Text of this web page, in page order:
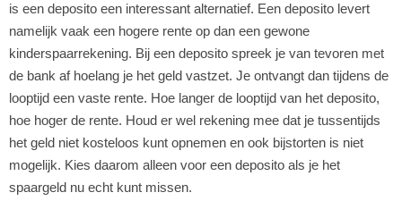
is een deposito een interessant alternatief. Een deposito levert
namelijk vaak een hogere rente op dan een gewone
kinderspaarrekening. Bij een deposito spreek je van tevoren met
de bank af hoelang je het geld vastzet. Je ontvangt dan tijdens de
looptijd een vaste rente. Hoe langer de looptijd van het deposito,
hoe hoger de rente. Houd er wel rekening mee dat je tussentijds
het geld niet kosteloos kunt opnemen en ook bijstorten is niet
mogelijk. Kies daarom alleen voor een deposito als je het
spaargeld nu echt kunt missen.